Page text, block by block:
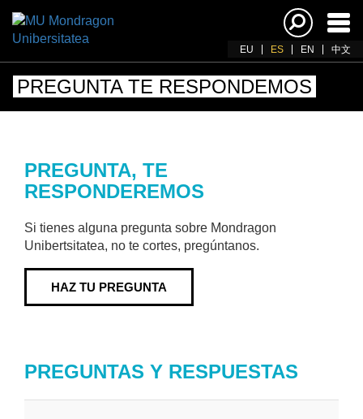
EU ES EN 中文
PREGUNTA TE RESPONDEMOS
PREGUNTA, TE
RESPONDEREMOS
Si tienes alguna pregunta sobre Mondragon
Unibertsitatea, no te cortes, pregúntanos.
HAZ TU PREGUNTA
PREGUNTAS Y RESPUESTAS